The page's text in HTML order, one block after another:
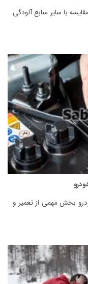
با سایر منابع آلودگی
بخش مهمی از تعمیر و